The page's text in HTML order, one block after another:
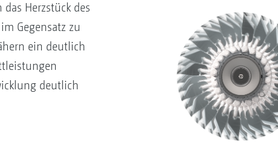
Herzstück des
Gegensatz zu
ein deutlich
deutlich